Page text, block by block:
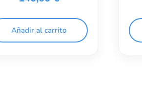
Añadir al carrito